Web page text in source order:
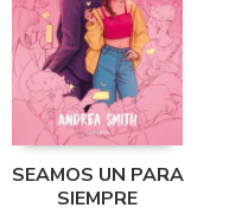
SEAMOS UN PARA
SIEMPRE